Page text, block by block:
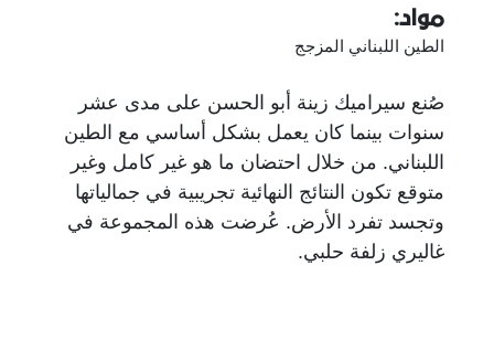
مواد:
الطين اللبناني المزجج
صُنع سيراميك زينة أبو الحسن على مدى عشر
سنوات بينما كان يعمل بشكل أساسي مع الطين
اللبناني. من خلال احتضان ما هو غير كامل وغير
متوقع تكون النتائج النهائية تجريبية في جمالياتها
وتجسد تفرد الأرض. عُرضت هذه المجموعة في
غاليري زلفة حلبي.